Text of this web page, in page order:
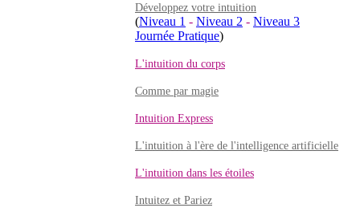
Développez votre intuition
(Niveau 1 - Niveau 2 - Niveau 3
Journée Pratique)
L'intuition du corps
Comme par magie
Intuition Express
L'intuition à l'ère de l'intelligence artificielle
L'intuition dans les étoiles
Intuitez et Pariez